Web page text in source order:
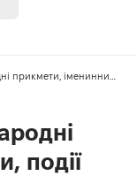
іменинники, події
події